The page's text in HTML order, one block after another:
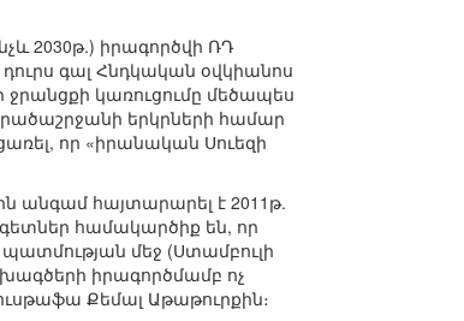
2030թ.) իրագործվի ՌԴ
գալ Հնդկական օվկիանոս
ջրանցքի կառուցումը մեծապես
երկրների համար
որ «իրանական Սուեզի
անգամ հայտարարել է 2011թ.
համակարծիք են, որ
մեջ (Ստամբուլի
իրագործմամբ ոչ
Քեմալ Աթաթուրքին։